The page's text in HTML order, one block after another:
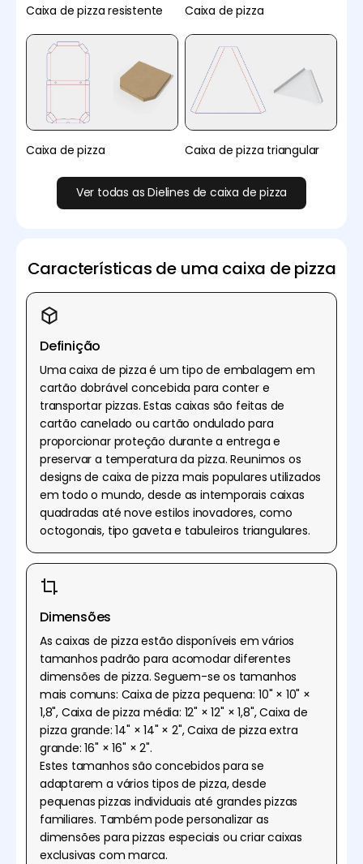
Caixa de pizza resistente Caixa de pizza
Caixa de pizza Caixa de pizza triangular
Ver todas as Dielines de caixa de pizza
Características de uma caixa de pizza
Definição
Uma caixa de pizza é um tipo de embalagem em
cartão dobrável concebida para conter e
transportar pizzas. Estas caixas são feitas de
cartão canelado ou cartão ondulado para
proporcionar proteção durante a entrega e
preservar a temperatura da pizza. Reunimos os
designs de caixa de pizza mais populares utilizados
em todo o mundo, desde as intemporais caixas
quadradas até nove estilos inovadores, como
octogonais, tipo gaveta e tabuleiros triangulares.
Dimensões
As caixas de pizza estão disponíveis em vários
tamanhos padrão para acomodar diferentes
dimensões de pizza. Seguem-se os tamanhos
mais comuns: Caixa de pizza pequena: 10" × 10" ×
1,8", Caixa de pizza média: 12" × 12" × 1,8", Caixa de
pizza grande: 14" × 14" × 2", Caixa de pizza extra
grande: 16" × 16" × 2".
Estes tamanhos são concebidos para se
adaptarem a vários tipos de pizza, desde
pequenas pizzas individuais até grandes pizzas
familiares. Também pode personalizar as
dimensões para pizzas especiais ou criar caixas
exclusivas com marca.